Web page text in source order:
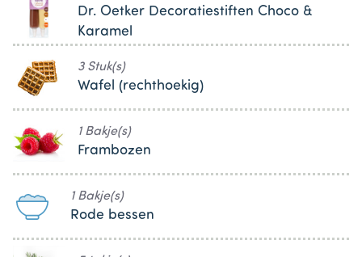
Dr. Oetker Decoratiestiften Choco &
Karamel
3 Stuk(s)
Wafel (rechthoekig)
1 Bakje(s)
Frambozen
1 Bakje(s)
Rode bessen